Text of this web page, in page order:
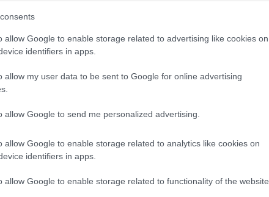
allow Google to enable storage related to advertising like cookies on
identifiers in apps.
allow my user data to be sent to Google for online advertising
allow Google to send me personalized advertising.
allow Google to enable storage related to analytics like cookies on
identifiers in apps.
allow Google to enable storage related to functionality of the website
legmagasabb figyelmeztetés